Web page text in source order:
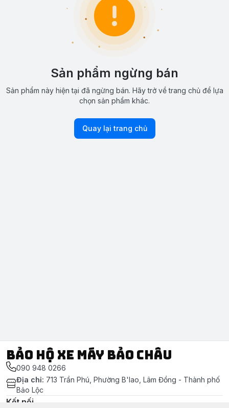
Sản phẩm ngừng bán
Sản phẩm này hiện tại đã ngừng bán. Hãy trở về trang chủ để lựa
chọn sản phẩm khác.
Quay lại trang chủ
Bảo Hộ Xe Máy Bảo Châu
090 948 0266
Địa chỉ: 713 Trần Phú, Phường B'lao, Lâm Đồng - Thành phố
Bảo Lộc
Kết nối